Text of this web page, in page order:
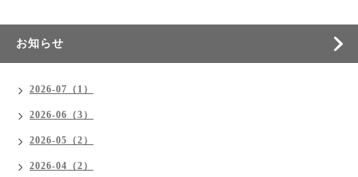
お知らせ
2026-07（1）
2026-06（3）
2026-05（2）
2026-04（2）